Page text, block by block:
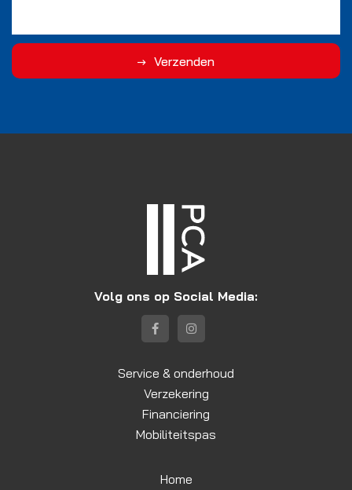
Verzenden
Volg ons op Social Media:
Service & onderhoud
Verzekering
Financiering
Mobiliteitspas
Home